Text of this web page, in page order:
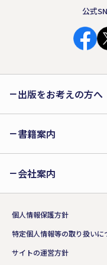
公式
出版をお考えの方へ
書籍案内
会社案内
個人情報保護方針
特定個人情報等の取り扱いに
サイトの運営方針